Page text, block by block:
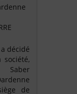
décidé
de